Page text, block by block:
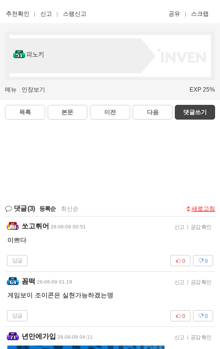
추천확인 신고 스팸신고 공유 스크랩
파노키
메뉴 인장보기 EXP 25%
목록 본문 이전 다음 댓글쓰기
댓글(3) 등록순 최신순 새로고침
쏘고튀어 26-06-09 00:51 신고 | 공감 확인
이쁘다
답글 0
0
꼼떡 26-06-09 01:19 신고 | 공감 확인
게임보이 조이콘은 실현가능하겠는뎅
답글 0
0
년만에가입 26-06-09 04:11 신고 | 공감 확인